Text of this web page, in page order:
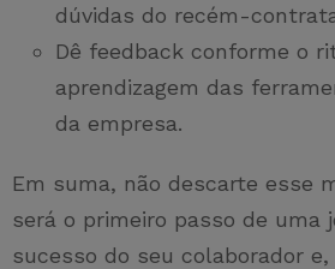
dúvidas do recém-
Dê feedback conforme o
aprendizagem das
da empresa.
Em suma, não descarte esse
será o primeiro passo de uma
sucesso do seu colaborador e,